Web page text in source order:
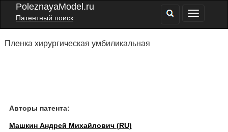
PoleznayaModel.ru
Патентный поиск
Пленка хирургическая умбиликальная
Авторы патента:
Машкин Андрей Михайлович (RU)